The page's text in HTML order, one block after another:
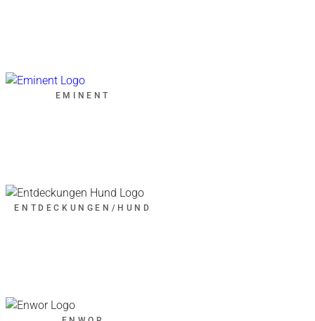
EMINENT
ENTDECKUNGEN/HUND